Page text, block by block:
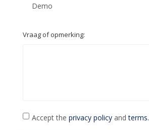
Demo
Vraag of opmerking:
Accept the privacy policyandterms.